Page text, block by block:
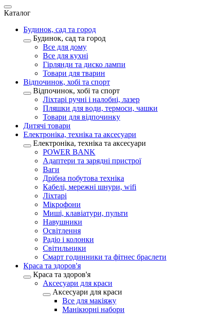
Каталог
Будинок, сад та город
Будинок, сад та город
Все для дому
Все для кухні
Гірлянди та диско лампи
Товари для тварин
Відпочинок, хобі та спорт
Відпочинок, хобі та спорт
Ліхтарі ручні і налобні, лазер
Пляшки для води, термоси, чашки
Товари для відпочинку
Дитячі товари
Електроніка, техніка та аксесуари
Електроніка, техніка та аксесуари
POWER BANK
Адаптери та зарядні пристрої
Ваги
Дрібна побутова техніка
Кабелі, мережні шнури, wifi
Ліхтарі
Мікрофони
Миші, клавіатури, пульти
Навушники
Освітлення
Радіо і колонки
Світильники
Смарт годинники та фітнес браслети
Краса та здоров'я
Краса та здоров'я
Аксесуари для краси
Аксесуари для краси
Все для макіяжу
Манікюрні набори